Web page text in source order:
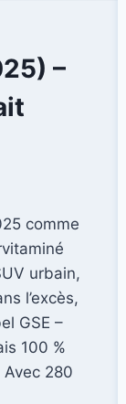
–
comme
urbain,
l’excès,
GSE –
100 %
280